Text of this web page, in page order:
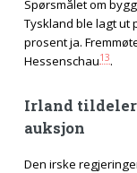
Spørsmålet om
Tyskland ble lagt ut
prosent ja.
Hessenschau13.
Irland tildeler
auksjon
Den irske